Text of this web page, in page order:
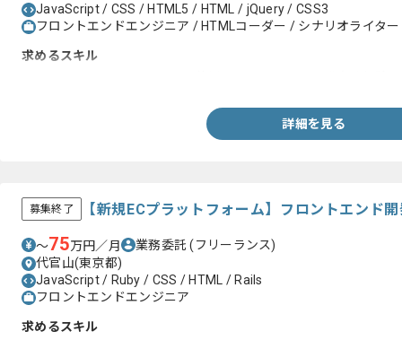
JavaScript / CSS / HTML5 / HTML / jQuery / CSS3
フロントエンドエンジニア / HTMLコーダー / シナリオライター
求めるスキル
詳細を見る
募集終了 【新規ECプラットフォーム】フロントエンド
〜75万円／月 業務委託(フリーランス)
代官山(東京都)
JavaScript / Ruby / CSS / HTML / Rails
フロントエンドエンジニア
求めるスキル